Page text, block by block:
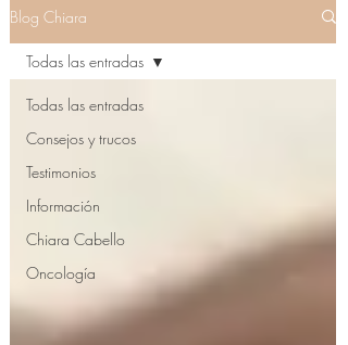
Blog Chiara
Todas las entradas
Consejos y trucos
Testimonios
Información
Chiara Cabello
Oncología
Todas las entradas